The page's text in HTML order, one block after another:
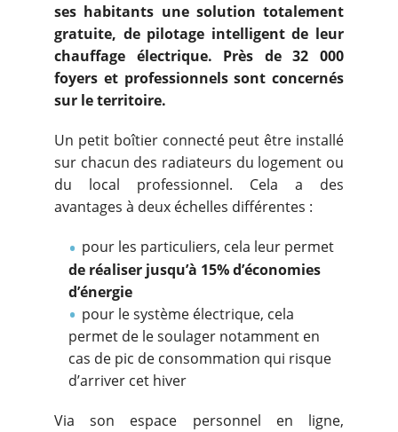
ses habitants une solution totalement
gratuite, de pilotage intelligent de leur
chauffage électrique. Près de 32 000
foyers et professionnels sont concernés
sur le territoire.
Un petit boîtier connecté peut être installé
sur chacun des radiateurs du logement ou
du local professionnel. Cela a des
avantages à deux échelles différentes :
pour les particuliers, cela leur permet
de réaliser jusqu’à 15% d’économies
d’énergie
pour le système électrique, cela
permet de le soulager notamment en
cas de pic de consommation qui risque
d’arriver cet hiver
Via son espace personnel en ligne,